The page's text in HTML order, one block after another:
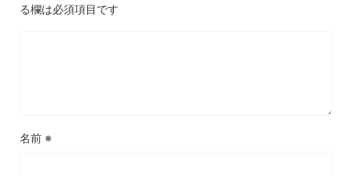
る欄は必須項目です
名前 ※